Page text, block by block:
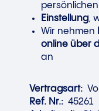
Einstellung,
Wir nehmen
online über
an
Vertragsart:
Ref. Nr.: 45261